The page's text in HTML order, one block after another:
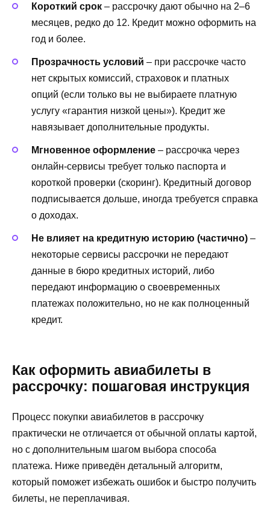
Короткий срок – рассрочку дают обычно на 2–6
месяцев, редко до 12. Кредит можно оформить на
год и более.
Прозрачность условий – при рассрочке часто
нет скрытых комиссий, страховок и платных
опций (если только вы не выбираете платную
услугу «гарантия низкой цены»). Кредит же
навязывает дополнительные продукты.
Мгновенное оформление – рассрочка через
онлайн-сервисы требует только паспорта и
короткой проверки (скоринг). Кредитный договор
подписывается дольше, иногда требуется справка
о доходах.
Не влияет на кредитную историю (частично) –
некоторые сервисы рассрочки не передают
данные в бюро кредитных историй, либо
передают информацию о своевременных
платежах положительно, но не как полноценный
кредит.
Как оформить авиабилеты в
рассрочку: пошаговая инструкция
Процесс покупки авиабилетов в рассрочку
практически не отличается от обычной оплаты картой,
но с дополнительным шагом выбора способа
платежа. Ниже приведён детальный алгоритм,
который поможет избежать ошибок и быстро получить
билеты, не переплачивая.